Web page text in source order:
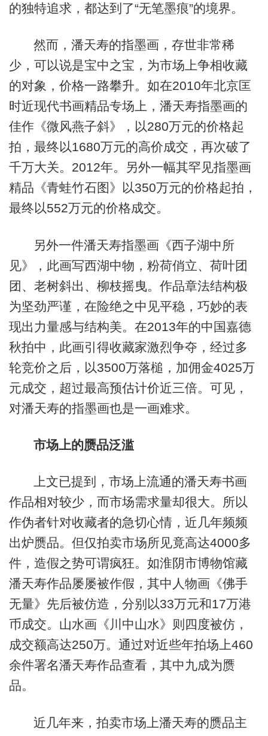
的独特追求，都达到了“无笔墨痕”的境界。
然而，潘天寿的指墨画，存世非常稀
少，可以说是宝中之宝，为市场上争相收藏
的对象，价格一路攀升。如在2010年北京匡
时近现代书画精品专场上，潘天寿指墨画的
佳作《微风燕子斜》，以280万元的价格起
拍，最终以1680万元的高价成交，再次破了
千万大关。2012年。另外一幅其罕见指墨画
精品《青蛙竹石图》以350万元的价格起拍，
最终以552万元的价格成交。
另外一件潘天寿指墨画《西子湖中所
见》，此画写西湖中物，粉荷俏立、荷叶团
团、老树斜出、柳枝摇曳。作品章法结构极
为坚劲严谨，在险绝之中见平稳，巧妙的表
现出力量感与结构美。在2013年的中国嘉德
秋拍中，此画引得收藏家激烈争夺，经过多
轮竞价之后，以3500万落槌，加佣金4025万
元成交，超过最高预估计价近三倍。可见，
对潘天寿的指墨画也是一画难求。
市场上的赝品泛滥
上文已提到，市场上流通的潘天寿书画
作品相对较少，而市场需求量却很大。所以
作伪者针对收藏者的急切心情，近几年频频
出炉赝品。但仅拍卖市场所见竟高达4000多
件，造假之势可谓疯狂。如淮阴市博物馆藏
潘天寿作品屡屡被作假，其中人物画《佛手
无量》先后被仿造，分别以33万元和17万港
币成交。山水画《川中山水》则四度被仿，
成交额高达250万。通过对近些年拍场上460
余件署名潘天寿作品查看，其中九成为赝
品。
近几年来，拍卖市场上潘天寿的赝品主